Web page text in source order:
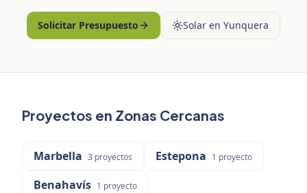
Solicitar Presupuesto Solar en Yunquera
Proyectos en Zonas Cercanas
Marbella 3 proyectos Estepona 1 proyecto
Benahavís 1 proyecto